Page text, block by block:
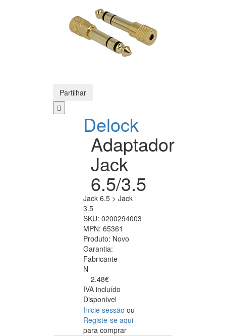
Partilhar
Delock
Adaptador
Jack
6.5/3.5
Jack 6.5 > Jack
3.5
SKU: 0200294003
MPN: 65361
Produto: Novo
Garantia:
Fabricante
N
2.48€
IVA incluído
Disponível
Inicie sessão ou
Registe-se aqui
para comprar